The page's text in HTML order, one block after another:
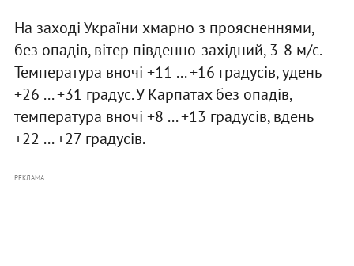
На заході України хмарно з проясненнями,
без опадів, вітер південно-західний, 3-8 м/с.
Температура вночі +11 ... +16 градусів, удень
+26 ... +31 градус. У Карпатах без опадів,
температура вночі +8 ... +13 градусів, вдень
+22 ... +27 градусів.
РЕКЛАМА